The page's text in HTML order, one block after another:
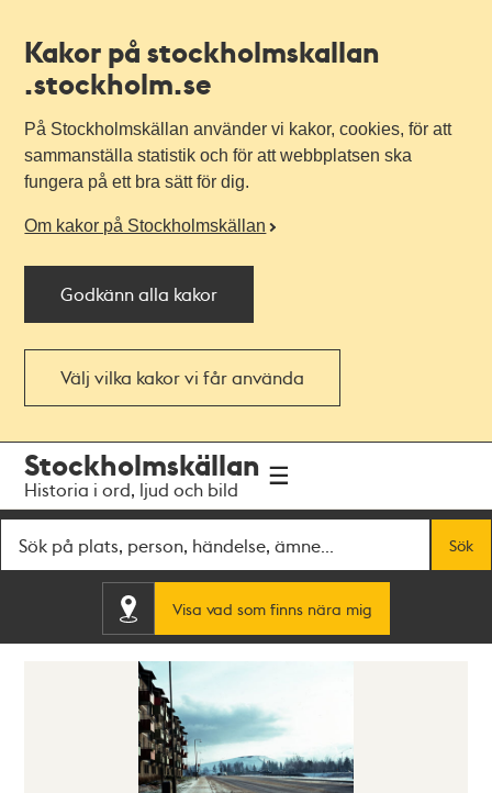
Kakor på stockholmskallan
.stockholm.se
På Stockholmskällan använder vi kakor, cookies, för att
sammanställa statistik och för att webbplatsen ska
fungera på ett bra sätt för dig.
Om kakor på Stockholmskällan
Godkänn alla kakor
Välj vilka kakor vi får använda
navigationen
huvudinnehållet
Stockholmskällan
Historia i ord, ljud och bild
Sök
Visa vad som finns nära mig